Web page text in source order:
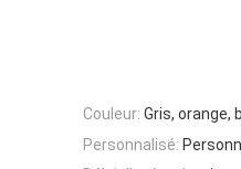
Couleur: Gris, orange,
Personnalisé: